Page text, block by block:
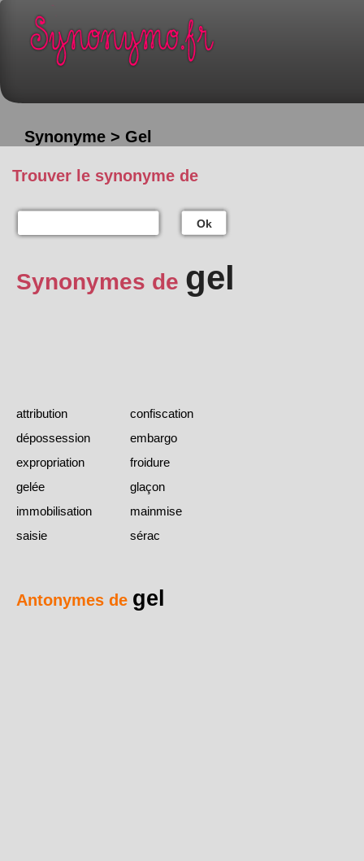
Synonyme > Gel
Trouver le synonyme de
Ok
Synonymes de gel
attribution
confiscation
dépossession
embargo
expropriation
froidure
gelée
glaçon
immobilisation
mainmise
saisie
sérac
Antonymes de gel